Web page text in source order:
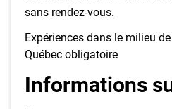
sans rendez-vous.
Expériences dans le milieu
Québec obligatoire
Informations